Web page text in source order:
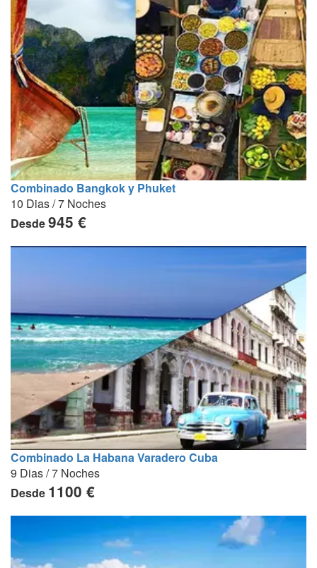
Combinado Bangkok y Phuket
10 Dias / 7 Noches
Desde945 €
Combinado La Habana Varadero Cuba
9 Dias / 7 Noches
Desde 1100 €